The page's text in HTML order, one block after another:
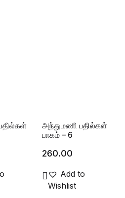
அந்துமணி பதில்கள்
பாகம் – 6
260.00
Add to
Wishlist